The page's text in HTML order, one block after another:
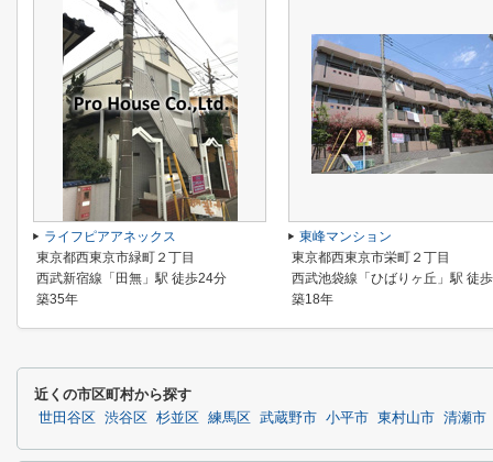
ライフピアアネックス
東京都西東京市緑町２丁目
西武新宿線「田無」駅 徒歩24分
築35年
東峰マンション
東京都西東京市栄町２丁目
西武池袋線「ひばりヶ丘」駅 徒
築18年
近くの市区町村から探す
世田谷区 渋谷区 杉並区 練馬区 武蔵野市 小平市 東村山市 清瀬市